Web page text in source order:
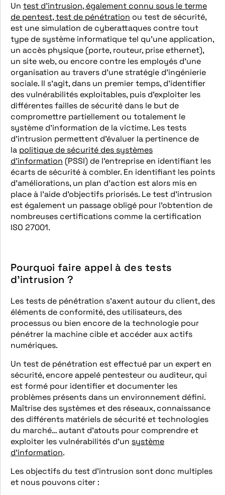
Un test d’intrusion, également connu sous le terme
de pentest, test de pénétration ou test de sécurité,
est une simulation de cyberattaques contre tout
type de système informatique tel qu’une application,
un accès physique (porte, routeur, prise ethernet),
un site web, ou encore contre les employés d’une
organisation au travers d’une stratégie d’ingénierie
sociale. Il s’agit, dans un premier temps, d’identifier
des vulnérabilités exploitables, puis d’exploiter les
différentes failles de sécurité dans le but de
compromettre partiellement ou totalement le
système d’information de la victime. Les tests
d’intrusion permettent d’évaluer la pertinence de
la politique de sécurité des systèmes
d’information (PSSI) de l’entreprise en identifiant les
écarts de sécurité à combler. En identifiant les points
d’améliorations, un plan d’action est alors mis en
place à l’aide d’objectifs priorisés. Le test d’intrusion
est également un passage obligé pour l’obtention de
nombreuses certifications comme la certification
ISO 27001.
Pourquoi faire appel à des tests
d’intrusion ?
Les tests de pénétration s’axent autour du client, des
éléments de conformité, des utilisateurs, des
processus ou bien encore de la technologie pour
pénétrer la machine cible et accéder aux actifs
numériques.
Un test de pénétration est effectué par un expert en
sécurité, encore appelé pentesteur ou auditeur, qui
est formé pour identifier et documenter les
problèmes présents dans un environnement défini.
Maîtrise des systèmes et des réseaux, connaissance
des différents matériels de sécurité et technologies
du marché… autant d’atouts pour comprendre et
exploiter les vulnérabilités d’un système
d’information.
Les objectifs du test d’intrusion sont donc multiples
et nous pouvons citer :